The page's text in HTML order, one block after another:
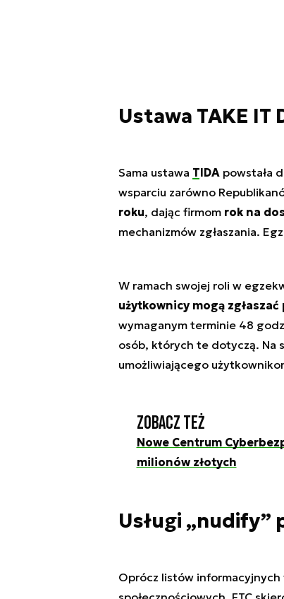
Ustawa TAKE IT
Sama ustawa TIDApowstała
wsparciu zarówno
roku, dając firmom rok na
mechanizmów zgłaszania.
W ramach swojej roli w
użytkownicy mogą
wymaganym terminie 48
osób, których te dotyczą. Na
umożliwiającego
Zobacz też
Nowe Centrum
milionów złotych
Usługi „nudify”
Oprócz listów